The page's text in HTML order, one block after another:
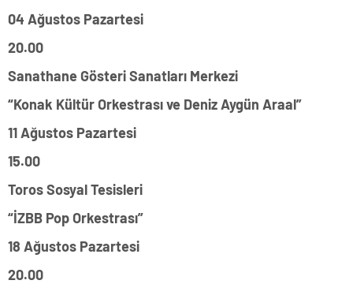
04 Ağustos Pazartesi
20.00
Sanathane Gösteri Sanatları Merkezi
“Konak Kültür Orkestrası ve Deniz Aygün Araal”
11 Ağustos Pazartesi
15.00
Toros Sosyal Tesisleri
“İZBB Pop Orkestrası”
18 Ağustos Pazartesi
20.00